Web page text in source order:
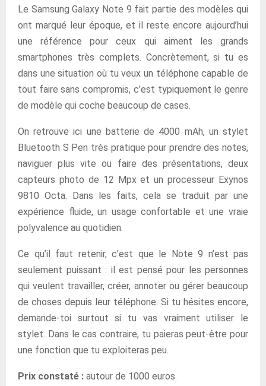
Le Samsung Galaxy Note 9 fait partie des modèles qui
ont marqué leur époque, et il reste encore aujourd’hui
une référence pour ceux qui aiment les grands
smartphones très complets. Concrètement, si tu es
dans une situation où tu veux un téléphone capable de
tout faire sans compromis, c’est typiquement le genre
de modèle qui coche beaucoup de cases.
On retrouve ici une batterie de 4000 mAh, un stylet
Bluetooth S Pen très pratique pour prendre des notes,
naviguer plus vite ou faire des présentations, deux
capteurs photo de 12 Mpx et un processeur Exynos
9810 Octa. Dans les faits, cela se traduit par une
expérience fluide, un usage confortable et une vraie
polyvalence au quotidien.
Ce qu’il faut retenir, c’est que le Note 9 n’est pas
seulement puissant : il est pensé pour les personnes
qui veulent travailler, créer, annoter ou gérer beaucoup
de choses depuis leur téléphone. Si tu hésites encore,
demande-toi surtout si tu vas vraiment utiliser le
stylet. Dans le cas contraire, tu paieras peut-être pour
une fonction que tu exploiteras peu.
Prix constaté : autour de 1000 euros.